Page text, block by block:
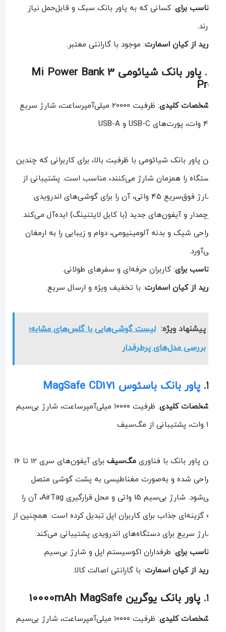
برای: کسانی که به پاور بانک سبک و قابل‌حمل نیاز
از کیان اسمارت: موجود با گارانتی معتبر.
2. پاور بانک شیائومی Mi Power Bank 3
کلیدی
: ظرفیت 20000 میلی‌آمپرساعت، شارژ سریع
پاور بانک شیائومی با ظرفیت بالا، برای کاربرانی که چندین
را همزمان شارژ می‌کنند، مناسب است. پشتیبانی از
شارژ فوق‌سریع ۴۵ واتی، آن را برای گوشی‌های اندرویدی
و آیفون‌های جدید (با کابل لایتنینگ) ایده‌آل می‌کند.
شیک و بدنه آلومینیومی، دوام و زیبایی را به ارمغان
برای: کاربران حرفه‌ای و سفرهای طولانی.
از کیان اسمارت: با تخفیف ویژه و ارسال سریع.
پیشنهاد ویژه: لیست گوشی‌هایی با گلس‌های مشابه؛
بررسی مدل‌های پرطرفدار
پاور بانک باسئوس MagSafe CD171
کلیدی
: ظرفیت ۱۰۰۰۰ میلی‌آمپرساعت، شارژ بی‌سیم
پاور بانک با فناوریمگ‌سیف
برای آیفون‌های سری 12 تا 16
شده و به‌صورت مغناطیسی به پشت گوشی متصل
می‌شود. شارژ بی‌سیم 15 واتی و محل قرارگیری AirTag، آن را
گزینه‌ای جذاب برای کاربران اپل تبدیل کرده است. همچنین از
سریع برای دستگاه‌های اندرویدی پشتیبانی می‌کند.
برای: طرفداران اکوسیستم اپل و شارژ بی‌سیم.
از کیان اسمارت: با گارانتی اصالت کالا.
کلیدی
: ظرفیت ۱۰۰۰۰ میلی‌آمپرساعت، شارژ بی‌سیم